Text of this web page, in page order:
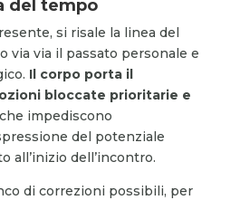
del tempo
si risale la linea del
via via il passato personale e
Il corpo porta il
bloccate prioritarie e
impediscono
del potenziale
all’inizio dell’incontro.
di correzioni possibili, per